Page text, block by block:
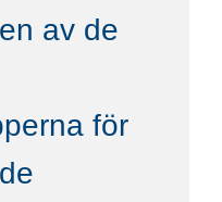
av de
för